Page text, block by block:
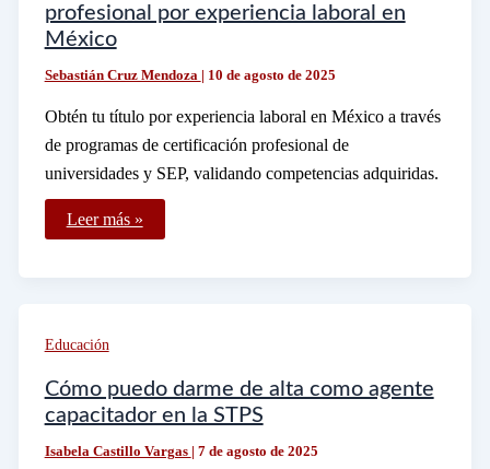
profesional por experiencia laboral en
México
Sebastián Cruz Mendoza | 10 de agosto de 2025
Obtén tu título por experiencia laboral en México a través
de programas de certificación profesional de
universidades y SEP, validando competencias adquiridas.
Cómo
puedo
experiencia
laboral
México
Leer más »
Educación
Cómo puedo darme de alta como agente
capacitador en la STPS
Isabela Castillo Vargas | 7 de agosto de 2025